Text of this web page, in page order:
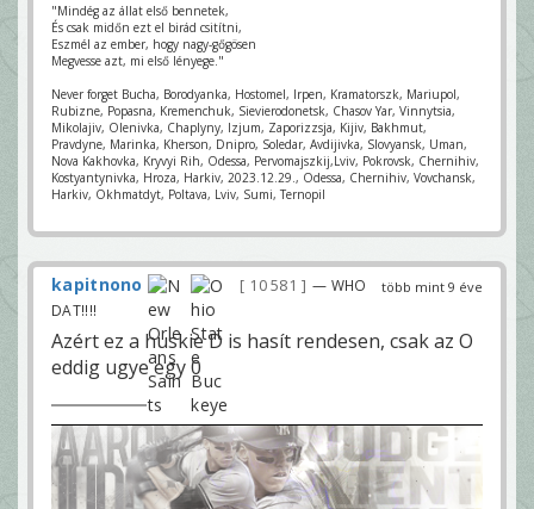
"Mindég az állat első bennetek,
És csak midőn ezt el birád csitítni,
Eszmél az ember, hogy nagy-gőgösen
Megvesse azt, mi első lényege."
Never forget Bucha, Borodyanka, Hostomel, Irpen, Kramatorszk, Mariupol,
Rubizne, Popasna, Kremenchuk, Sievierodonetsk, Chasov Yar, Vinnytsia,
Mikolajiv, Olenivka, Chaplyny, Izjum, Zaporizzsja, Kijiv, Bakhmut,
Pravdyne, Marinka, Kherson, Dnipro, Soledar, Avdijivka, Slovyansk, Uman,
Nova Kakhovka, Kryvyi Rih, Odessa, Pervomajszkij,Lviv, Pokrovsk, Chernihiv,
Kostyantynivka, Hroza, Harkiv, 2023.12.29., Odessa, Chernihiv, Vovchansk,
Harkiv, Okhmatdyt, Poltava, Lviv, Sumi, Ternopil
több mint 9 éve
kapitnono 10 581
— WHO
DAT!!!!
Azért ez a huskie D is hasít rendesen, csak az O
eddig ugye egy 0